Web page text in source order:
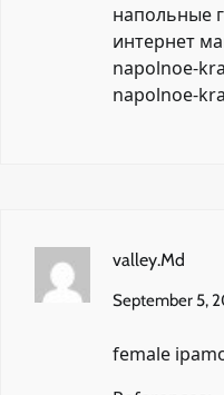
напольные
интернет
napolnoe-
napolnoe-
valley.Md
September 5,
female